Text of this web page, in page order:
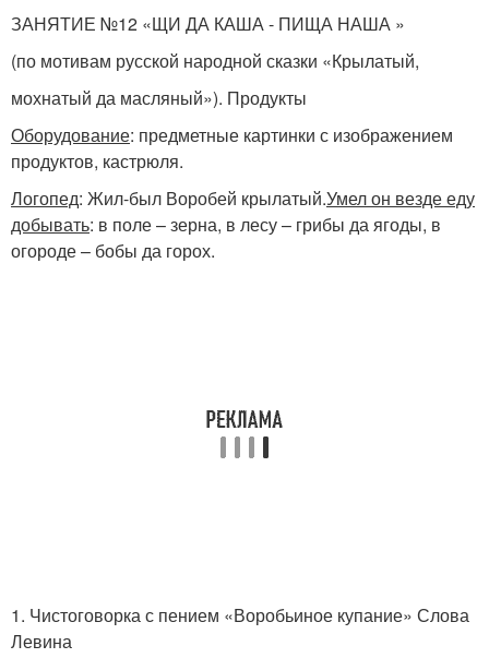
ЗАНЯТИЕ №12 «ЩИ ДА КАША - ПИЩА НАША »
(по мотивам русской народной сказки «Крылатый,
мохнатый да масляный»). Продукты
Оборудование: предметные картинки с изображением
продуктов, кастрюля.
Логопед: Жил-был Воробей крылатый.Умел он везде еду
добывать: в поле – зерна, в лесу – грибы да ягоды, в
огороде – бобы да горох.
1. Чистоговорка с пением «Воробьиное купание» Слова
Левина